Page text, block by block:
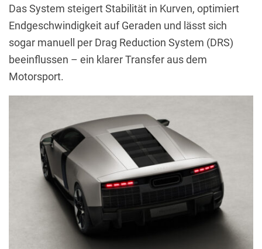
Das System steigert Stabilität in Kurven, optimiert
Endgeschwindigkeit auf Geraden und lässt sich
sogar manuell per Drag Reduction System (DRS)
beeinflussen – ein klarer Transfer aus dem
Motorsport.